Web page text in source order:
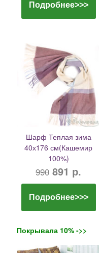
Подробнее>>>
Шарф Теплая зима
40х176 см(Кашемир
100%)
990 891 р.
Подробнее>>>
Покрывала 10% ->>